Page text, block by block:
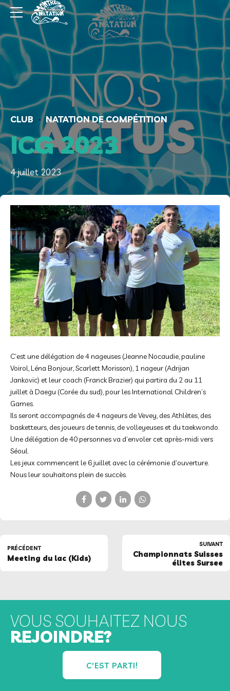
CLUB NATATION DE COMPÉTITION
ICG 2023
4 juillet 2023
C’est une délégation de 4 nageuses (Jeanne Nocaudie, pauline
Voirol, Léna Bonjour, Scarlett Morisson), 1 nageur (Adrijan
Jankovic) et leur coach (Franck Brazier) qui partira du 2 au 11
juillet à Daegu (Corée du sud), pour les International Children’s
Games.
Ils seront accompagnés de 4 nageurs de Vevey, des Athlètes, des
basketteurs, des joueurs de tennis, de volleyeuses et du taekwondo.
Une délégation de 40 personnes va d’envoler cet après-midi vers
Séoul.
Les jeux commencent le 6 juillet avec la cérémonie d’ouverture.
Nous leur souhaitons plein de succès.
PRÉCÉDENT
Meeting du lac (Kids)
SUIVANT
Championnats Suisses
élites Sursee
VOUS SOUHAITEZ NOUS
REJOINDRE?
C'EST PARTI!